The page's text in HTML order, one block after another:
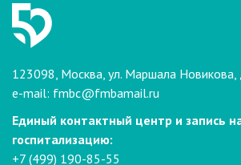
123098, Москва, ул. Маршала Новикова,
e-mail: fmbc@fmbamail.ru
Единый контактный центр и запись
госпитализацию:
+7 (499) 190-85-55